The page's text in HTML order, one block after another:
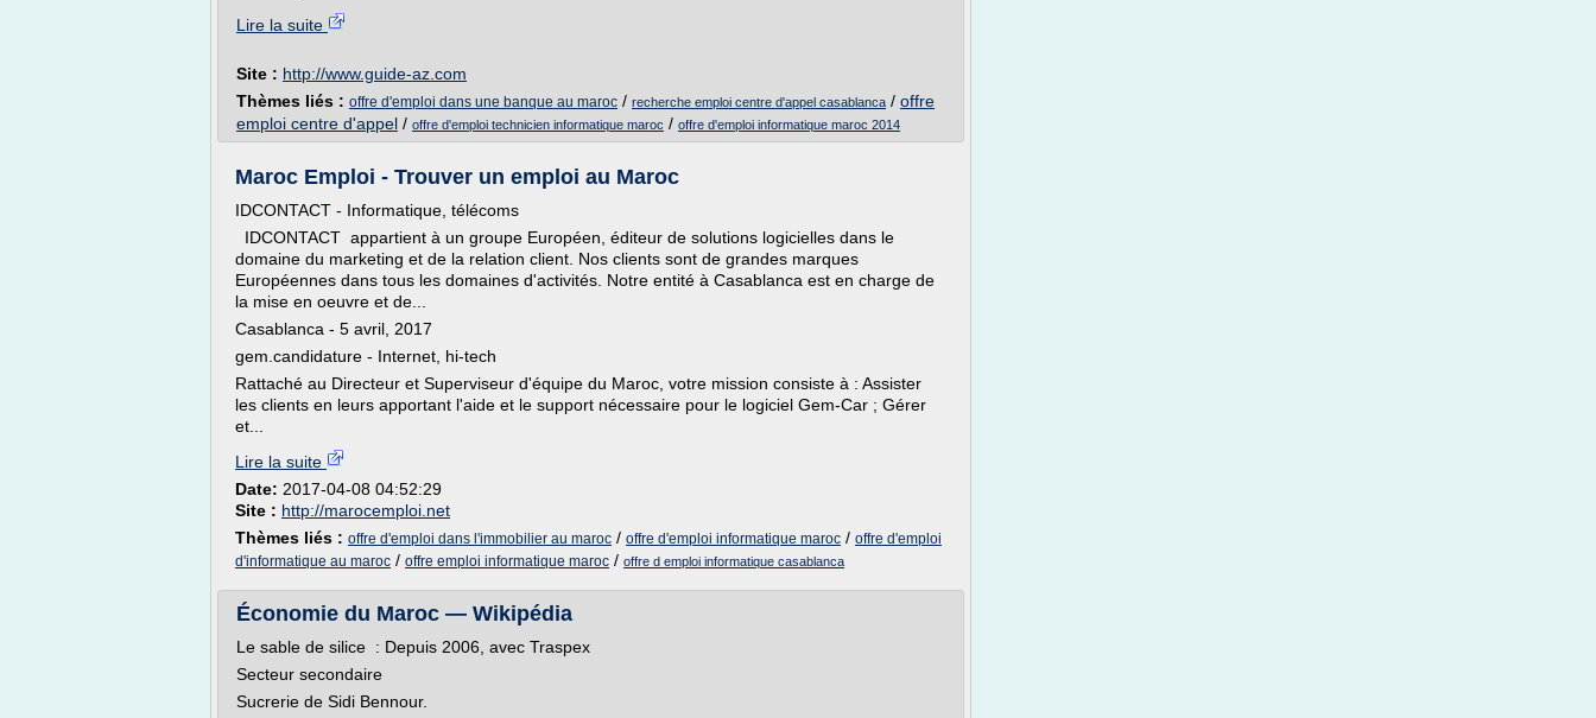
Lire la suite
Site : http://www.guide-az.com
Thèmes liés : offre d'emploi dans une banque au maroc / recherche emploi centre d'appel casablanca / offre
emploi centre d'appel / offre d'emploi technicien informatique maroc / offre d'emploi informatique maroc 2014
Maroc Emploi - Trouver un emploi au Maroc
IDCONTACT - Informatique, télécoms
IDCONTACT appartient à un groupe Européen, éditeur de solutions logicielles dans le
domaine du marketing et de la relation client. Nos clients sont de grandes marques
Européennes dans tous les domaines d'activités. Notre entité à Casablanca est en charge de
la mise en oeuvre et de...
Casablanca - 5 avril, 2017
gem.candidature - Internet, hi-tech
Rattaché au Directeur et Superviseur d'équipe du Maroc, votre mission consiste à : Assister
les clients en leurs apportant l'aide et le support nécessaire pour le logiciel Gem-Car ; Gérer
et...
Lire la suite
Date: 2017-04-08 04:52:29
Site : http://marocemploi.net
Thèmes liés : offre d'emploi dans l'immobilier au maroc / offre d'emploi informatique maroc / offre d'emploi
d'informatique au maroc / offre emploi informatique maroc / offre d emploi informatique casablanca
Économie du Maroc — Wikipédia
Le sable de silice : Depuis 2006, avec Traspex
Secteur secondaire
Sucrerie de Sidi Bennour.